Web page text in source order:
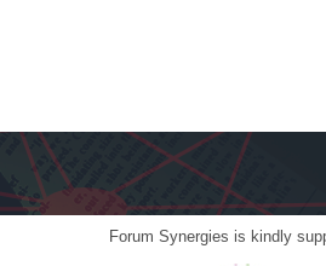
Forum Synergies is kindly